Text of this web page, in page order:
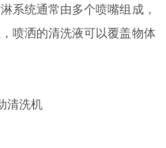
系统通常由多个喷嘴组成，
喷洒的清洗液可以覆盖物体